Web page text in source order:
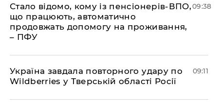
Стало відомо, кому із пенсіонерів-ВПО,
що працюють, автоматично
продовжать допомогу на проживання,
– ПФУ
09:38
Україна завдала повторного удару по
Wildberries у Тверській області Росії
09:11